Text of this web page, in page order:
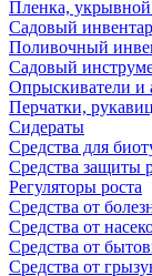
Пленка, укрывной
Садовый
Поливочный
Садовый
Опрыскиватели и
Перчатки,
Сидераты
Средства для
Средства защиты
Регуляторы роста
Средства от
Средства от
Средства от
Средства от